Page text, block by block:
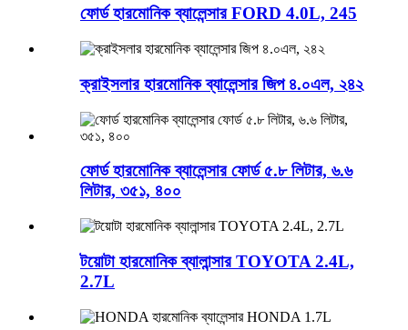
ফোর্ড হারমোনিক ব্যালেন্সার FORD 4.0L, 245
ক্রাইসলার হারমোনিক ব্যালেন্সার জিপ ৪.০এল, ২৪২
ফোর্ড হারমোনিক ব্যালেন্সার ফোর্ড ৫.৮ লিটার, ৬.৬
লিটার, ৩৫১, ৪০০
টয়োটা হারমোনিক ব্যালান্সার TOYOTA 2.4L,
2.7L